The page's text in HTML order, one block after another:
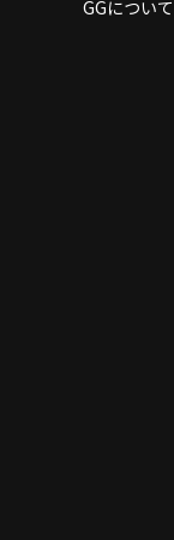
GGについて